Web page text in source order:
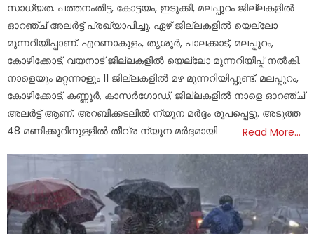
സാധ്യത. പത്തനംതിട്ട, കോട്ടയം, ഇടുക്കി, മലപ്പുറം ജില്ലകളിൽ
ഓറഞ്ച് അലർട്ട് പ്രഖ്യാപിച്ചു. ഏഴ് ജില്ലകളിൽ യെല്ലോ
മുന്നറിയിപ്പാണ്. എറണാകുളം, തൃശൂർ, പാലക്കാട്, മലപ്പുറം,
കോഴിക്കോട്, വയനാട് ജില്ലകളിൽ യെല്ലോ മുന്നറിയിപ്പ് നൽകി.
നാളെയും മറ്റന്നാളും 11 ജില്ലകളിൽ മഴ മുന്നറിയിപ്പുണ്ട്. മലപ്പുറം,
കോഴിക്കോട്, കണ്ണൂർ, കാസർഗോഡ്, ജില്ലകളിൽ നാളെ ഓറഞ്ച്
അലർട്ട് ആണ്. അറബിക്കടലിൽ ന്യൂന മർദ്ദം രൂപപ്പെട്ടു. അടുത്ത
48 മണിക്കൂറിനുള്ളിൽ തീവ്ര ന്യൂന മർദ്ദമായി
Read More…